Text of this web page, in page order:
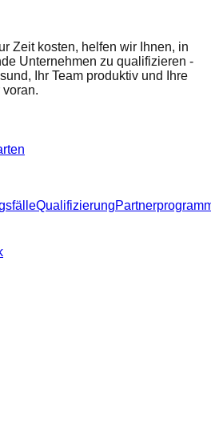
Zeit kosten, helfen wir Ihnen, in
Unternehmen zu qualifizieren -
Ihr Team produktiv und Ihre
Qualifizierung